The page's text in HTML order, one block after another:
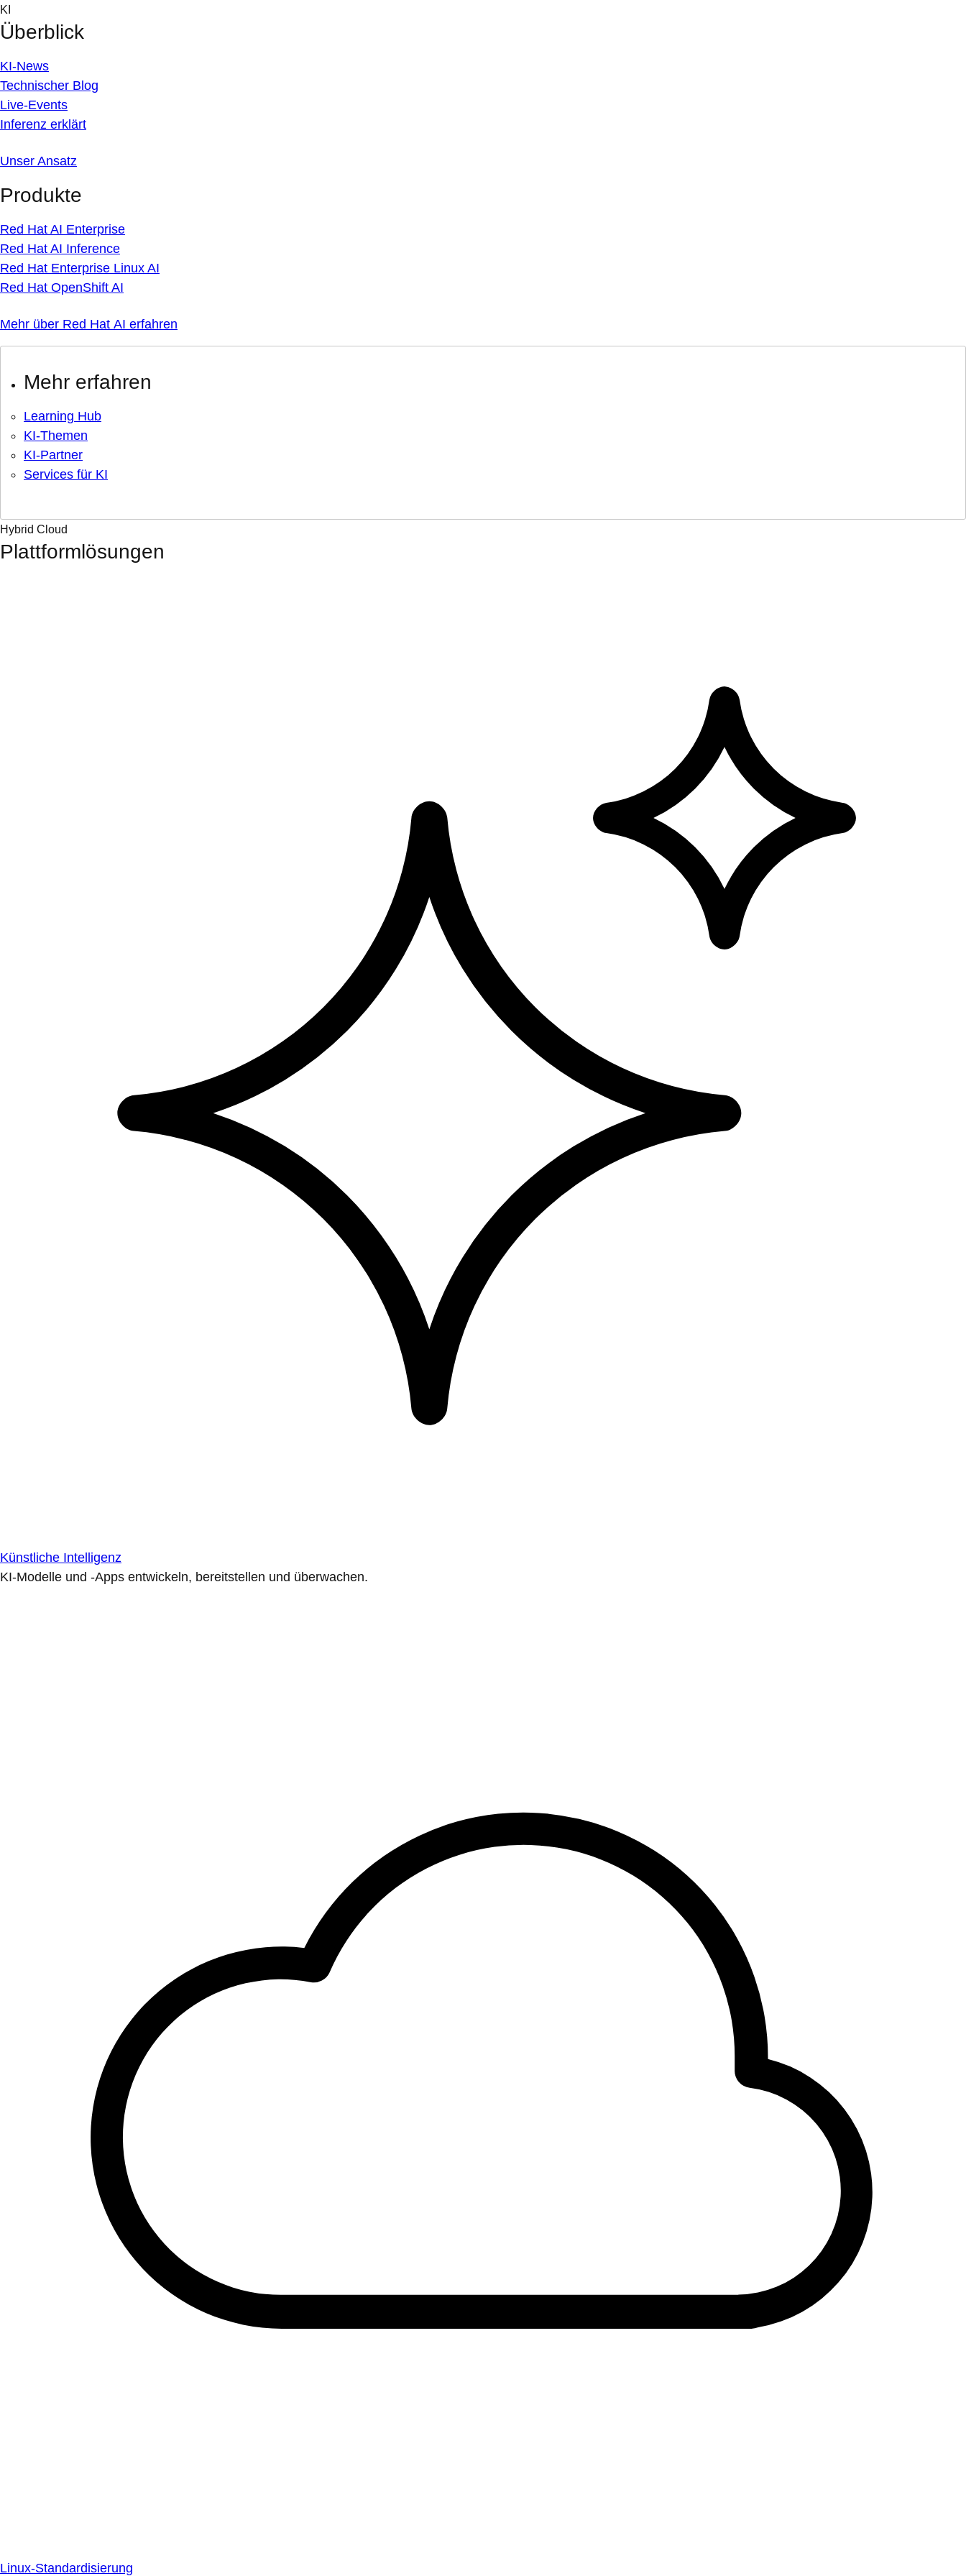
Skip
to
content
KI
Überblick
KI-News
Technischer Blog
Live-Events
Inferenz erklärt
Unser Ansatz
Produkte
Red Hat AI Enterprise
Red Hat AI Inference
Red Hat Enterprise Linux AI
Red Hat OpenShift AI
Mehr über Red Hat AI erfahren
Mehr erfahren
Learning Hub
KI-Themen
KI-Partner
Services für KI
Hybrid Cloud
Plattformlösungen
Künstliche Intelligenz
KI-Modelle und -Apps entwickeln, bereitstellen und überwachen.
Linux-Standardisierung